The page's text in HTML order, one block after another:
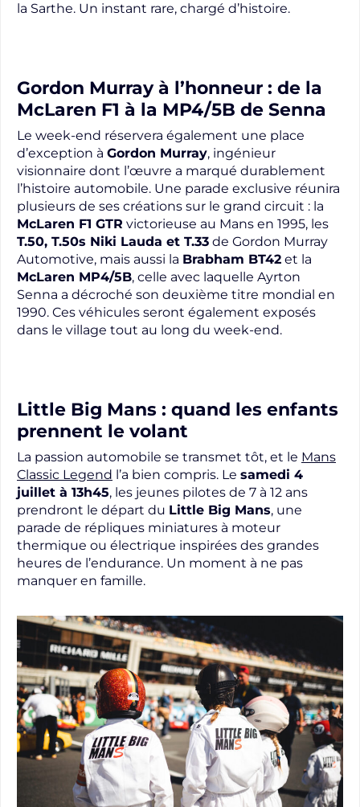
la Sarthe. Un instant rare, chargé d’histoire.
Gordon Murray à l’honneur : de la
McLaren F1 à la MP4/5B de Senna
Le week-end réservera également une place
d’exception à Gordon Murray, ingénieur
visionnaire dont l’œuvre a marqué durablement
l’histoire automobile. Une parade exclusive réunira
plusieurs de ses créations sur le grand circuit : la
McLaren F1 GTR victorieuse au Mans en 1995, les
T.50, T.50s Niki Lauda et T.33 de Gordon Murray
Automotive, mais aussi la Brabham BT42 et la
McLaren MP4/5B, celle avec laquelle Ayrton
Senna a décroché son deuxième titre mondial en
1990. Ces véhicules seront également exposés
dans le village tout au long du week-end.
Little Big Mans : quand les enfants
prennent le volant
La passion automobile se transmet tôt, et le Mans
Classic Legend l’a bien compris. Le samedi 4
juillet à 13h45, les jeunes pilotes de 7 à 12 ans
prendront le départ du Little Big Mans, une
parade de répliques miniatures à moteur
thermique ou électrique inspirées des grandes
heures de l’endurance. Un moment à ne pas
manquer en famille.